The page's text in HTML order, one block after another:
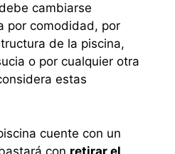
cambiarse
por comodidad, por
de la piscina,
o por cualquier otra
estas
cuente con un
con retirar el